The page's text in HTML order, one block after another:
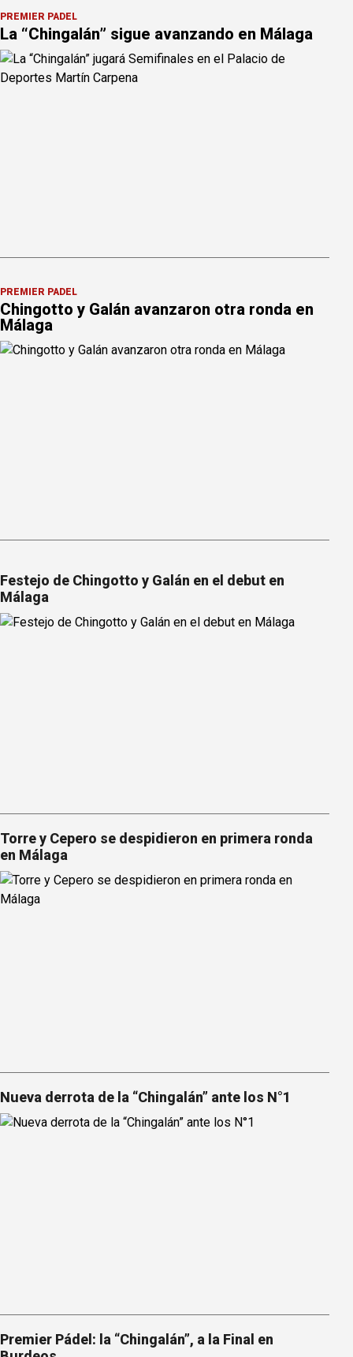
PREMIER PÁDEL
La “Chingalán” sigue avanzando en Málaga
PREMIER PÁDEL
Chingotto y Galán avanzaron otra ronda en
Málaga
Festejo de Chingotto y Galán en el debut en
Málaga
Torre y Cepero se despidieron en primera ronda
en Málaga
Nueva derrota de la “Chingalán” ante los N°1
Premier Pádel: la “Chingalán”, a la Final en